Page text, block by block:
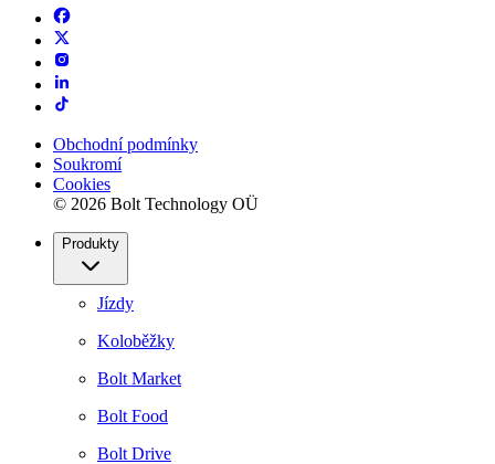
Obchodní podmínky
Soukromí
Cookies
© 2026 Bolt Technology OÜ
Produkty
Jízdy
Koloběžky
Bolt Market
Bolt Food
Bolt Drive